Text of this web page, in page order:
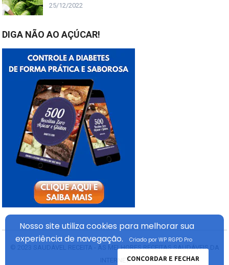
25/12/2022
DIGA NÃO AO AÇÚCAR!
SAUDÁVEL RECEITA - AS MELHORES RECEITAS SAUDÁVEIS DA
INTERNET
Nosso site utiliza cookies para melhorar sua
experiênciade navegação.
CONCORDAR E FECHAR
Criado por WP RGPD Pro